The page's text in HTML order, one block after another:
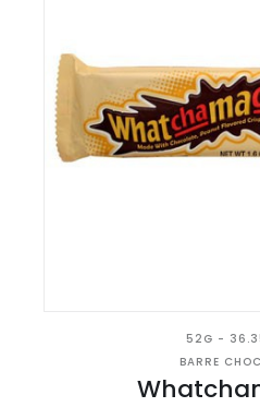
52G -
BARRE